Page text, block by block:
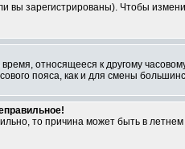
вы зарегистрированы). Чтобы
относящееся к другому
пояса, как и для смены
то причина может быть в